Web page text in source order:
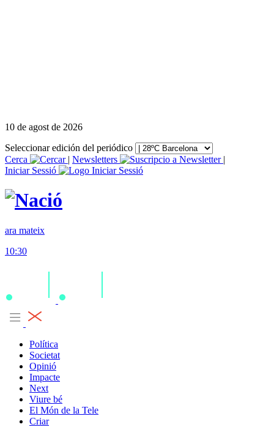
10 de agost de 2026
Seleccionar edición del periódico
Cerca
| Newsletters
|
Iniciar Sessió
ara mateix
10:30
Política
Societat
Opinió
Impacte
Next
Viure bé
El Món de la Tele
Criar